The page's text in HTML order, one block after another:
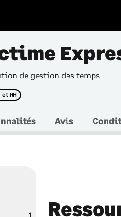
de gestion des temps
et RH
Avis
1